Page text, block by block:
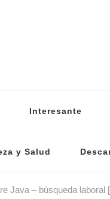
Interesante
y Salud
Java – búsqueda laboral